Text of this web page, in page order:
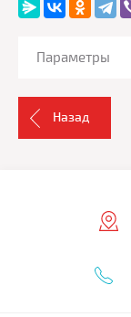
Параметры
Назад